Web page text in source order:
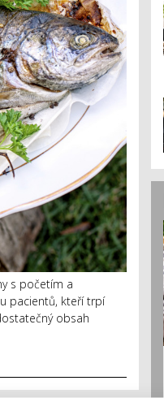
s početím a
pacientů, kteří trpí
obsah